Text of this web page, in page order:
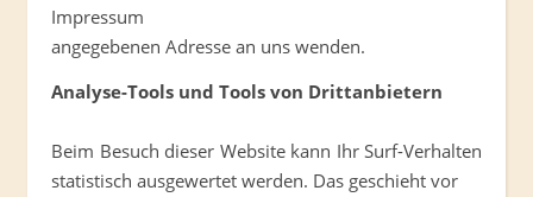
Impressum
angegebenen Adresse an uns wenden.
Analyse-Tools und Tools von Drittanbietern
Beim Besuch dieser Website kann Ihr Surf-Verhalten
statistisch ausgewertet werden. Das geschieht vor